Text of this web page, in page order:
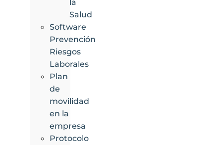
la
Salud
Software
Prevención
Riesgos
Laborales
Plan
de
movilidad
en la
empresa
Protocolo